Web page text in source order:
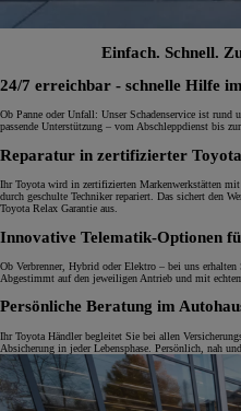
Einfach. Schnell.
24/7 erreichbar - schnelle Hilfe
Ob Panne oder Unfall: Unser Schadenservice ist
passende Unterstützung – vom Abschleppdienst bis
Reparatur in zertifizierter
Ihr Toyota wird in zertifizierten Markenwerkstätten
durch geschulte Techniker repariert. Das sichert den
Toyota Relax Garantie aus.
Innovative Telematik-Optionen
Ob Verbrenner, Hybrid oder Elektro – bei uns erhalten
Abgestimmt auf den jeweiligen Antrieb und mit
Persönliche Beratung im
Ihr Toyota Händler begleitet Sie bei allen
Absicherung in jeder Lebensphase. Persönlich, nah